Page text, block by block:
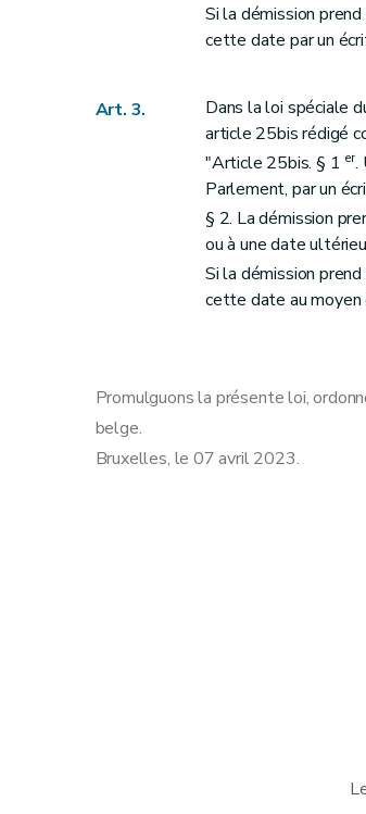
Si la démission
cette date par un
Art. 3.
Dans la loi spéciale
article 25bis rédigé
"Article 25bis. § 1 er.
Parlement, par un
§ 2. La démission
ou à une date
Si la démission
cette date au moyen
Promulguons la présente loi,
belge.
Bruxelles, le 07 avril 2023.